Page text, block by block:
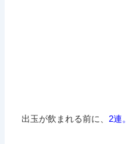
出玉が飲まれる前に、 2連。